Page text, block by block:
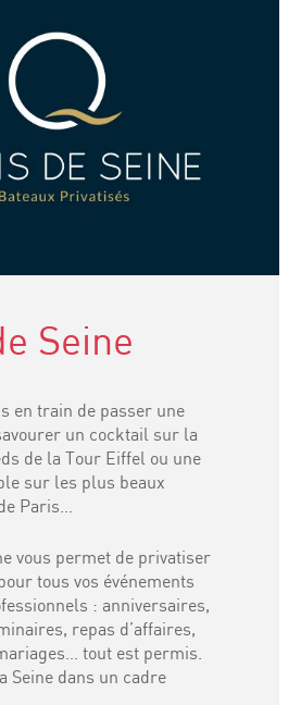
Seine
en train de passer une
un cocktail sur la
de la Tour Eiffel ou une
sur les plus beaux
Paris…
vous permet de privatiser
tous vos événements
: anniversaires,
repas d’affaires,
tout est permis.
Seine dans un cadre